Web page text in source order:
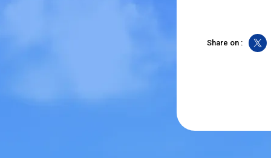
Share on :